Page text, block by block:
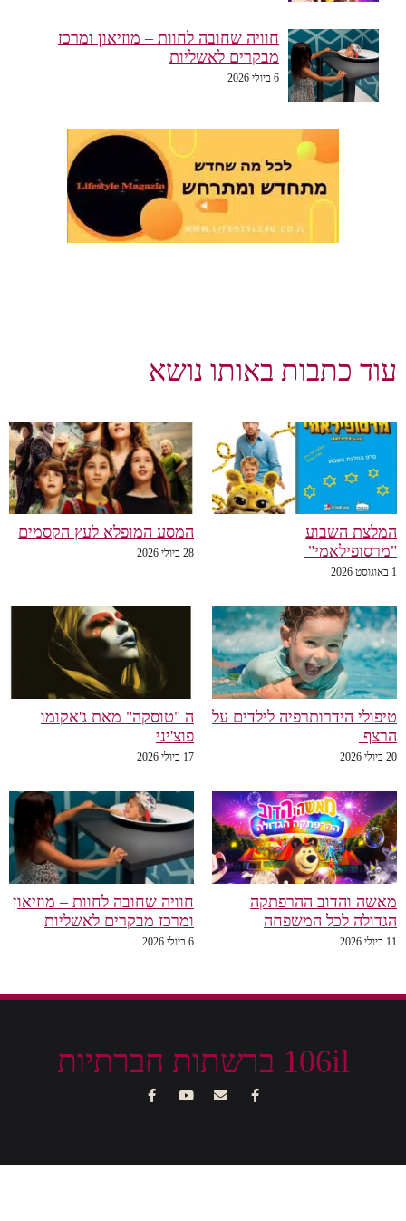
חוויה שחובה לחוות – מוזיאון ומרכז
מבקרים לאשליות
6 ביולי 2026
עוד כתבות באותו נושא
המלצת השבוע
"מרסופילאמי"
1 באוגוסט 2026
המסע המופלא לעץ הקסמים
28 ביולי 2026
טיפולי הידרותרפיה לילדים על
הרצף
20 ביולי 2026
ה "טוסקה" מאת ג'אקומו
פוצ'יני
17 ביולי 2026
מאשה והדוב ההרפתקה
הגדולה לכל המשפחה
11 ביולי 2026
חוויה שחובה לחוות – מוזיאון
ומרכז מבקרים לאשליות
6 ביולי 2026
106il ברשתות חברתיות